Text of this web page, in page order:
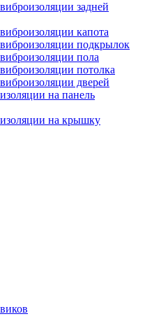
задней
капота
подкрылок
пола
потолка
дверей
на панель
на крышку